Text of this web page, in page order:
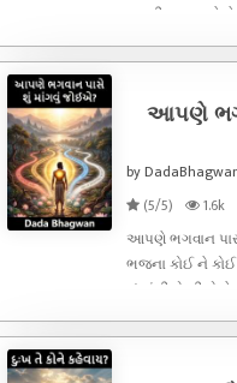
ગુરુની જરૂર પડે
ફક્ત મનુષ્યો જ
આપણે
by
(5/5)
1.6k
આપણે ભગવાન
ભજના કોઈ ને
શું માંગીએ છીએ
તેઓ દુઃખ પડે